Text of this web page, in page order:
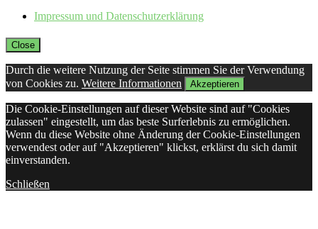
Impressum und Datenschutzerklärung
Close
Durch die weitere Nutzung der Seite stimmen Sie der Verwendung
von Cookies zu. Weitere Informationen Akzeptieren
Die Cookie-Einstellungen auf dieser Website sind auf "Cookies
zulassen" eingestellt, um das beste Surferlebnis zu ermöglichen.
Wenn du diese Website ohne Änderung der Cookie-Einstellungen
verwendest oder auf "Akzeptieren" klickst, erklärst du sich damit
einverstanden.
Schließen